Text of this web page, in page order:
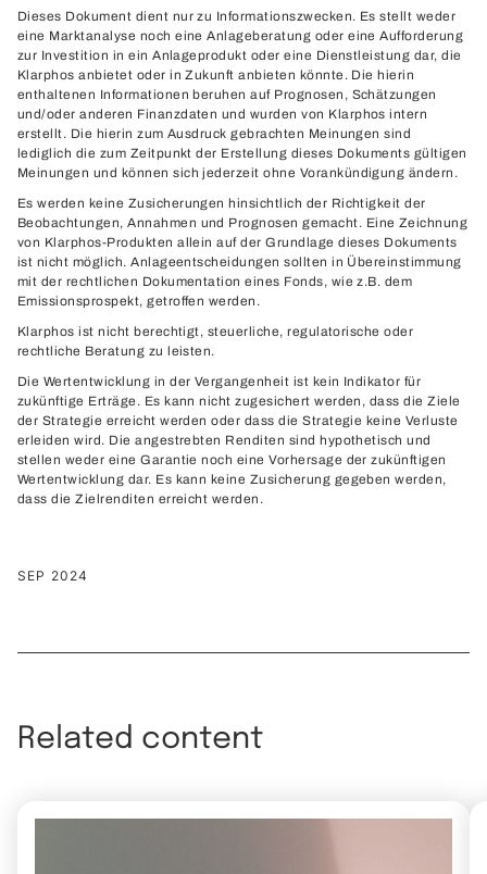
Dieses Dokument dient nur zu Informationszwecken. Es stellt weder
eine Marktanalyse noch eine Anlageberatung oder eine Aufforderung
zur Investition in ein Anlageprodukt oder eine Dienstleistung dar, die
Klarphos anbietet oder in Zukunft anbieten könnte. Die hierin
enthaltenen Informationen beruhen auf Prognosen, Schätzungen
und/oder anderen Finanzdaten und wurden von Klarphos intern
erstellt. Die hierin zum Ausdruck gebrachten Meinungen sind
lediglich die zum Zeitpunkt der Erstellung dieses Dokuments gültigen
Meinungen und können sich jederzeit ohne Vorankündigung ändern.
Es werden keine Zusicherungen hinsichtlich der Richtigkeit der
Beobachtungen, Annahmen und Prognosen gemacht. Eine Zeichnung
von Klarphos-Produkten allein auf der Grundlage dieses Dokuments
ist nicht möglich. Anlageentscheidungen sollten in Übereinstimmung
mit der rechtlichen Dokumentation eines Fonds, wie z.B. dem
Emissionsprospekt, getroffen werden.
Klarphos ist nicht berechtigt, steuerliche, regulatorische oder
rechtliche Beratung zu leisten.
Die Wertentwicklung in der Vergangenheit ist kein Indikator für
zukünftige Erträge. Es kann nicht zugesichert werden, dass die Ziele
der Strategie erreicht werden oder dass die Strategie keine Verluste
erleiden wird. Die angestrebten Renditen sind hypothetisch und
stellen weder eine Garantie noch eine Vorhersage der zukünftigen
Wertentwicklung dar. Es kann keine Zusicherung gegeben werden,
dass die Zielrenditen erreicht werden.
SEP 2024
Related content